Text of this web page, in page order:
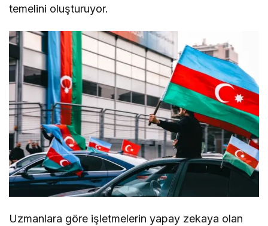
temelini oluşturuyor.
Uzmanlara göre işletmelerin yapay zekaya olan